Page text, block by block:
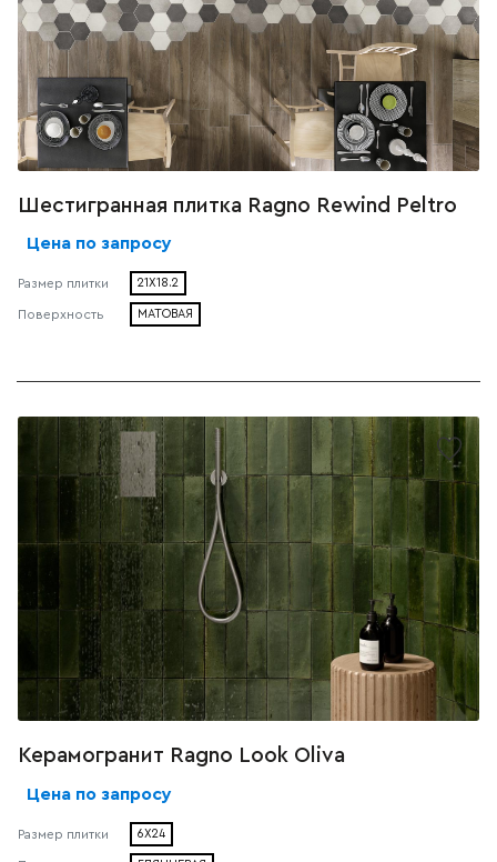
Шестигранная плитка Ragno Rewind Peltro
Цена по запросу
Размер плитки 21X18.2
Поверхность МАТОВАЯ
Керамогранит Ragno Look Oliva
Цена по запросу
Размер плитки 6X24